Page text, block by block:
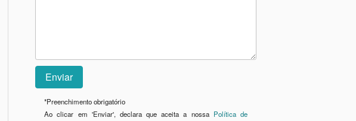
*Preenchimento obrigatório
Ao clicar em 'Enviar', declara que aceita a nossa Política de